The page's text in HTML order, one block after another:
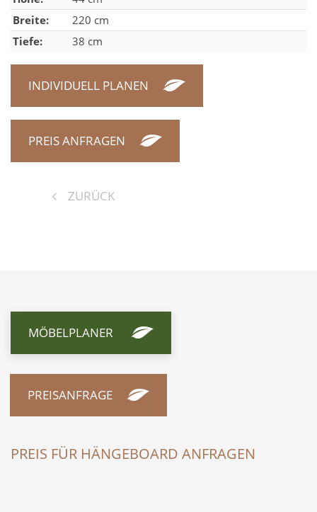
Breite:
220 cm
Tiefe:
38 cm
INDIVIDUELL PLANEN
PREIS ANFRAGEN
ZURÜCK
MÖBELPLANER
PREISANFRAGE
PREIS FÜR HÄNGEBOARD ANFRAGEN